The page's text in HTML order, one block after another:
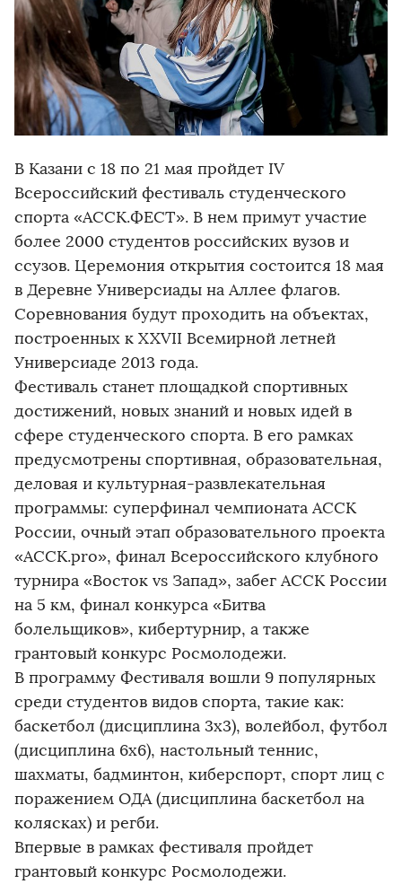
В Казани с 18 по 21 мая пройдет IV
Всероссийский фестиваль студенческого
спорта «АССК.ФЕСТ». В нем примут участие
более 2000 студентов российских вузов и
ссузов. Церемония открытия состоится 18 мая
в Деревне Универсиады на Аллее флагов.
Соревнования будут проходить на объектах,
построенных к XXVII Всемирной летней
Универсиаде 2013 года.
Фестиваль станет площадкой спортивных
достижений, новых знаний и новых идей в
сфере студенческого спорта. В его рамках
предусмотрены спортивная, образовательная,
деловая и культурная-развлекательная
программы: суперфинал чемпионата АССК
России, очный этап образовательного проекта
«АССК.pro», финал Всероссийского клубного
турнира «Восток vs Запад», забег АССК России
на 5 км, финал конкурса «Битва
болельщиков», кибертурнир, а также
грантовый конкурс Росмолодежи.
В программу Фестиваля вошли 9 популярных
среди студентов видов спорта, такие как:
баскетбол (дисциплина 3х3), волейбол, футбол
(дисциплина 6х6), настольный теннис,
шахматы, бадминтон, киберспорт, спорт лиц с
поражением ОДА (дисциплина баскетбол на
колясках) и регби.
Впервые в рамках фестиваля пройдет
грантовый конкурс Росмолодежи.